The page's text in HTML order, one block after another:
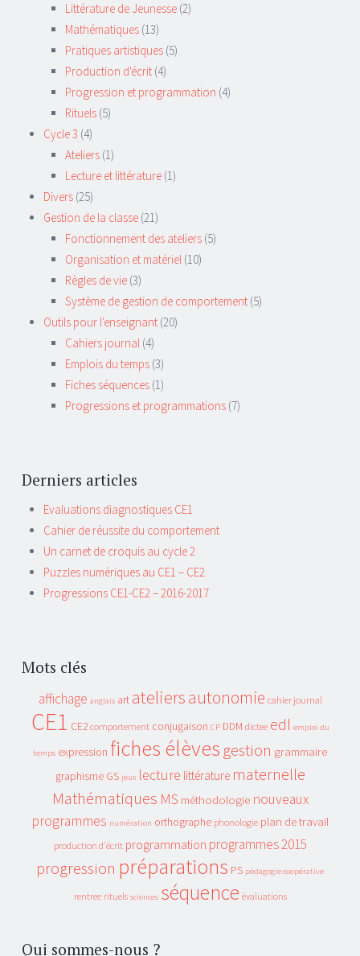
Littérature de Jeunesse (2)
Mathématiques (13)
Pratiques artistiques (5)
Production d'écrit (4)
Progression et programmation (4)
Rituels (5)
Cycle 3 (4)
Ateliers (1)
Lecture et littérature (1)
Divers (25)
Gestion de la classe (21)
Fonctionnement des ateliers (5)
Organisation et matériel (10)
Règles de vie (3)
Système de gestion de comportement (5)
Outils pour l'enseignant (20)
Cahiers journal (4)
Emplois du temps (3)
Fiches séquences (1)
Progressions et programmations (7)
Derniers articles
Evaluations diagnostiques CE1
Cahier de réussite du comportement
Un carnet de croquis au cycle 2
Puzzles numériques au CE1 – CE2
Progressions CE1-CE2 – 2016-2017
Mots clés
affichage anglais art ateliersautonomie cahier journal
CE1 CE2 comportement conjugaison CP DDM dictee edl emploi du
temps expression fiches élèves gestion grammaire
graphisme GS jeux lecture littérature maternelle
Mathématiques MS méthodologie nouveaux
programmes numération orthographe phonologie plan de travail
production d'écrit programmation programmes 2015
progression préparations PS pédagogie coopérative
rentree rituels sciences séquence évaluations
Qui sommes-nous ?